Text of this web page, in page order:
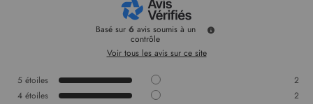
Basé sur 6 avis soumis à un
contrôle
Voir tous les avis sur ce site
5 étoiles
2
4 étoiles
2